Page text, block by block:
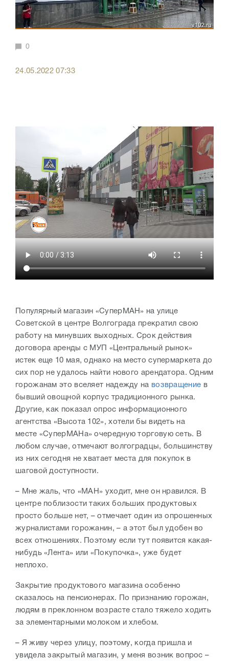
0
24.05.2022 07:33
Популярный магазин «СуперМАН» на улице
Советской в центре Волгограда прекратил свою
работу на минувших выходных. Срок действия
договора аренды с МУП «Центральный рынок»
истек еще 10 мая, однако на место супермаркета до
сих пор не удалось найти нового арендатора. Одним
горожанам это вселяет надежду на возвращение в
бывший овощной корпус традиционного рынка.
Другие, как показал опрос информационного
агентства «Высота 102», хотели бы видеть на
месте «СуперМАНа» очередную торговую сеть. В
любом случае, отмечают волгоградцы, большинству
из них сегодня не хватает места для покупок в
шаговой доступности.
– Мне жаль, что «МАН» уходит, мне он нравился. В
центре поблизости таких больших продуктовых
просто больше нет, – отмечает один из опрошенных
журналистами горожанин, – а этот был удобен во
всех отношениях. Поэтому если тут появится какая-
нибудь «Лента» или «Покупочка», уже будет
неплохо.
Закрытие продуктового магазина особенно
сказалось на пенсионерах. По признанию горожан,
людям в преклонном возрасте стало тяжело ходить
за элементарными молоком и хлебом.
– Я живу через улицу, поэтому, когда пришла и
увидела закрытый магазин, у меня возник вопрос –